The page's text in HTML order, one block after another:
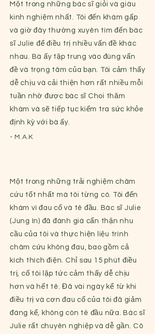
Một trong những bác sĩ giỏi và giàu
kinh nghiệm nhất. Tôi đến khám gấp
và giờ đây thường xuyên tìm đến bác
sĩ Julie để điều trị nhiều vấn đề khác
nhau. Bà ấy tập trung vào đúng vấn
đề và trọng tâm của bạn. Tôi cảm thấy
dễ chịu và cải thiện hơn rất nhiều mỗi
tuần nhờ được bác sĩ Choi thăm
khám và sẽ tiếp tục kiểm tra sức khỏe
định kỳ với bà ấy.
- M.A.K
Một trong những trải nghiệm châm
cứu tốt nhất mà tôi từng có. Tôi đến
khám vì đau cổ và tê đầu. Bác sĩ Julie
(Jung In) đã đánh giá cẩn thận nhu
cầu của tôi và thực hiện liệu trình
châm cứu không đau, bao gồm cả
kích thích điện. Chỉ sau 15 phút điều
trị, cổ tôi lập tức cảm thấy dễ chịu
hơn và hết tê. Đã vài ngày kể từ khi
điều trị và cơn đau cổ của tôi đã giảm
đáng kể, không còn tê đầu nữa. Bác sĩ
Julie rất chuyên nghiệp và dễ gần. Cô